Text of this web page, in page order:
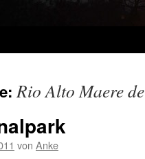
Rio Alto Maere
von Anke